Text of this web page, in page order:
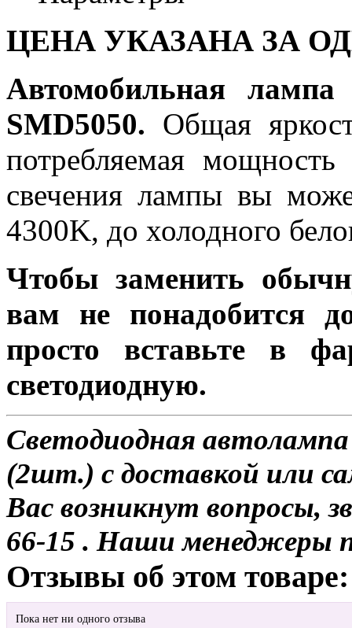
ЦЕНА УКАЗАНА ЗА
Автомобильная
SMD5050. Общая
потребляемая мощность
свечения лампы вы
4300K, до холодного
Чтобы заменить
вам не понадобится
просто вставьте в
светодиодную.
Светодиодная
(2шт.) с доставкой или
Вас возникнут вопросы,
66-15 . Наши менеджеры
Отзывы об этом товаре:
Пока нет ни одного отзыва